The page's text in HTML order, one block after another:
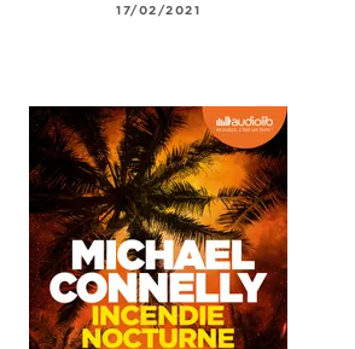
17/02/2021